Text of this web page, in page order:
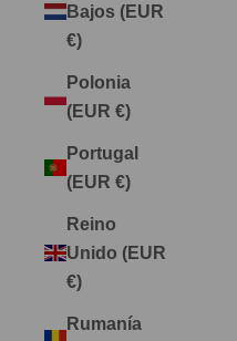
Bajos (EUR
€)
Polonia
(EUR €)
Portugal
(EUR €)
Reino
Unido (EUR
€)
Rumanía